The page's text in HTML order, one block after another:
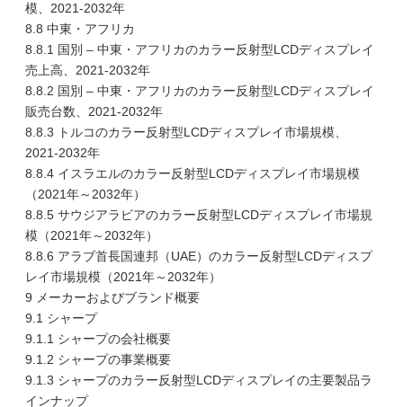
模、2021-2032年
8.8 中東・アフリカ
8.8.1 国別 – 中東・アフリカのカラー反射型LCDディスプレイ
売上高、2021-2032年
8.8.2 国別 – 中東・アフリカのカラー反射型LCDディスプレイ
販売台数、2021-2032年
8.8.3 トルコのカラー反射型LCDディスプレイ市場規模、
2021-2032年
8.8.4 イスラエルのカラー反射型LCDディスプレイ市場規模
（2021年～2032年）
8.8.5 サウジアラビアのカラー反射型LCDディスプレイ市場規
模（2021年～2032年）
8.8.6 アラブ首長国連邦（UAE）のカラー反射型LCDディスプ
レイ市場規模（2021年～2032年）
9 メーカーおよびブランド概要
9.1 シャープ
9.1.1 シャープの会社概要
9.1.2 シャープの事業概要
9.1.3 シャープのカラー反射型LCDディスプレイの主要製品ラ
インナップ